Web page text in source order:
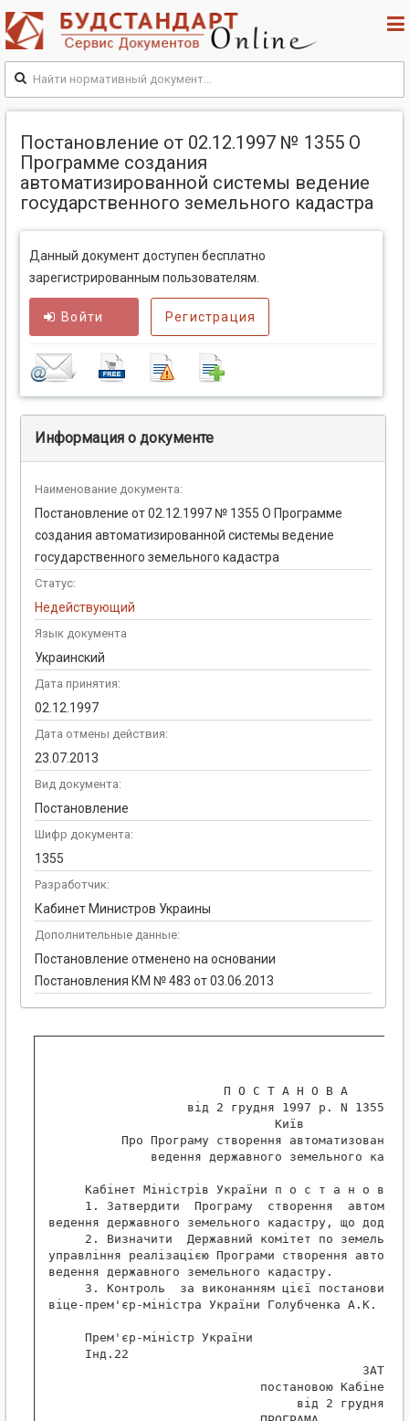
Постановление от 02.12.1997 № 1355 О
Программе создания
автоматизированной системы ведение
государственного земельного кадастра
Данный документ доступен бесплатно
зарегистрированным пользователям.
Войти Регистрация
Информация о документе
Наименование документа:
Постановление от 02.12.1997 № 1355 О Программе
создания автоматизированной системы ведение
государственного земельного кадастра
Статус:
Недействующий
Язык документа
Украинский
Дата принятия:
02.12.1997
Дата отмены действия:
23.07.2013
Вид документа:
Постановление
Шифр документа:
1355
Разработчик:
Кабинет Министров Украины
Дополнительные данные:
Постановление отменено на основании
Постановления КМ № 483 от 03.06.2013